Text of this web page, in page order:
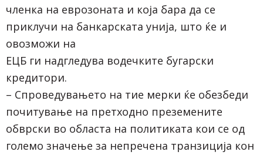
членка на еврозоната и која бара да се
приклучи на банкарската унија, што ќе и
овозможи на
ЕЦБ ги надгледува водечките бугарски
кредитори.
– Спроведувањето на тие мерки ќе обезбеди
почитување на претходно преземените
обврски во областа на политиката кои се од
големо значење за непречена транзиција кон